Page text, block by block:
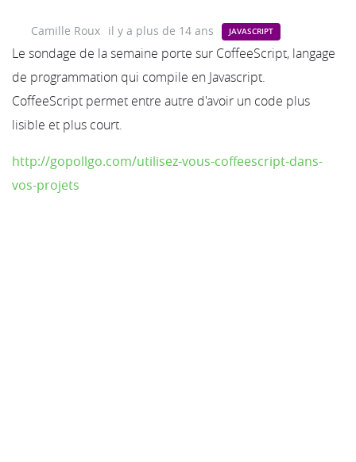
Camille Roux il y a plus de 14 ans JAVASCRIPT
Le sondage de la semaine porte sur CoffeeScript, langage
de programmation qui compile en Javascript.
CoffeeScript permet entre autre d'avoir un code plus
lisible et plus court.
http://gopollgo.com/utilisez-vous-coffeescript-dans-
vos-projets